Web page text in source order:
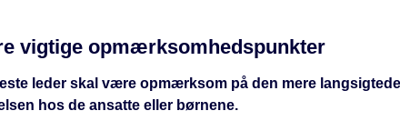
vigtige opmærksomhedspunkter
leder skal være opmærksom på den mere
hos de ansatte eller børnene.